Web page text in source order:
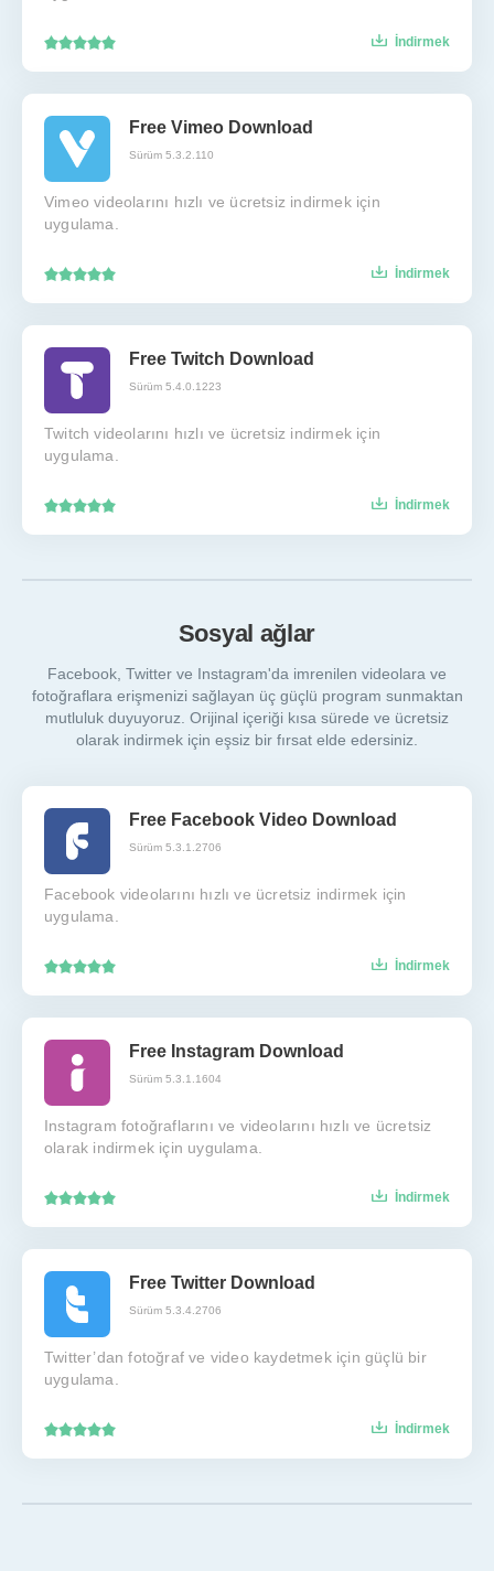
İndirmek
Free Vimeo Download
Sürüm 5.3.2.110
Vimeo videolarını hızlı ve ücretsiz indirmek için
uygulama.
İndirmek
Free Twitch Download
Sürüm 5.4.0.1223
Twitch videolarını hızlı ve ücretsiz indirmek için
uygulama.
İndirmek
Sosyal ağlar
Facebook, Twitter ve Instagram'da imrenilen videolara ve
fotoğraflara erişmenizi sağlayan üç güçlü program sunmaktan
mutluluk duyuyoruz. Orijinal içeriği kısa sürede ve ücretsiz
olarak indirmek için eşsiz bir fırsat elde edersiniz.
Free Facebook Video Download
Sürüm 5.3.1.2706
Facebook videolarını hızlı ve ücretsiz indirmek için
uygulama.
İndirmek
Free Instagram Download
Sürüm 5.3.1.1604
Instagram fotoğraflarını ve videolarını hızlı ve ücretsiz
olarak indirmek için uygulama.
İndirmek
Free Twitter Download
Sürüm 5.3.4.2706
Twitter’dan fotoğraf ve video kaydetmek için güçlü bir
uygulama.
İndirmek